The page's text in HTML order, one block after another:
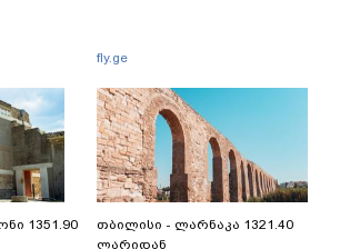
1351.90
fly.ge
თბილისი - ლარნაკა 1321.40
ლარიდან